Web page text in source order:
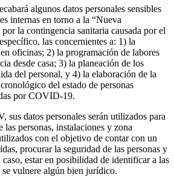
algunos datos personales sensibles
internas en torno a la “Nueva
la contingencia sanitaria causada por el
las concernientes a: 1) la
oficinas; 2) la programación de labores
desde casa; 3) la planeación de los
del personal, y 4) la elaboración de la
del estado de personas
por COVID-19.
sus datos personales serán utilizados para
las personas, instalaciones y zona
con el objetivo de contar con un
procurar la seguridad de las personas y
caso, estar en posibilidad de identificar a las
se vulnere algún bien jurídico.